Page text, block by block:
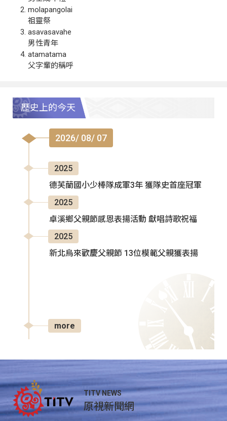
molapangolai
祖靈祭
asavasavahe
男性青年
atamatama
父字輩的稱呼
歷史上的今天
2026/ 08/ 07
2025
德芙蘭國小少棒隊成軍3年 獲隊史首座冠軍
2025
卓溪鄉父親節感恩表揚活動 獻唱詩歌祝福
2025
新北烏來歡慶父親節 13位模範父親獲表揚
more
TITV NEWS
原視新聞網